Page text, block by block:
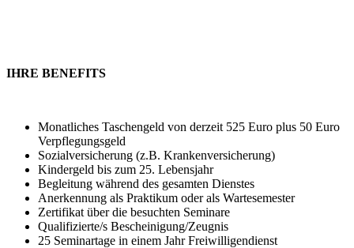
IHRE BENEFITS
Monatliches Taschengeld von derzeit 525 Euro plus 50 Euro
Verpflegungsgeld
Sozialversicherung (z.B. Krankenversicherung)
Kindergeld bis zum 25. Lebensjahr
Begleitung während des gesamten Dienstes
Anerkennung als Praktikum oder als Wartesemester
Zertifikat über die besuchten Seminare
Qualifizierte/s Bescheinigung/Zeugnis
25 Seminartage in einem Jahr Freiwilligendienst